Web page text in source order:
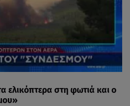
ελικόπτερα στη φωτιά και ο